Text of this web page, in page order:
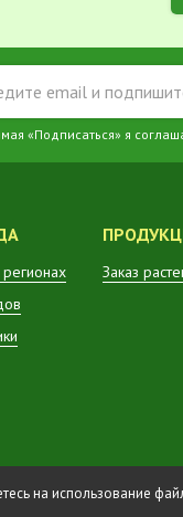
«Подписаться» я
Заказ
на использование